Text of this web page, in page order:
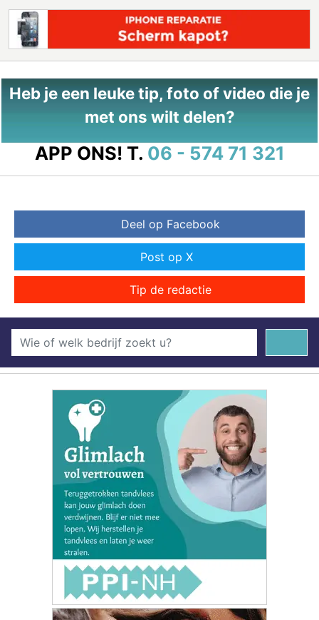
Heb je een leuke tip, foto of video die je
met ons wilt delen?
APP ONS! T. 06 - 574 71 321
Deel op Facebook
Post op X
Tip de redactie